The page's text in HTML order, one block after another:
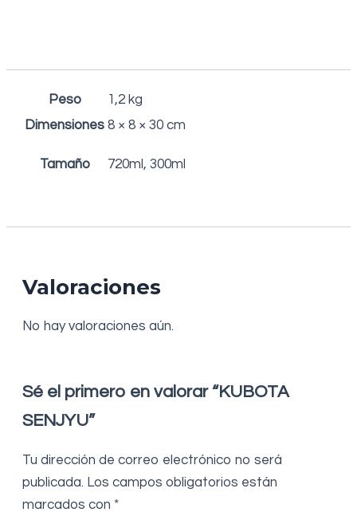
Peso
1,2 kg
Dimensiones 8 × 8 × 30 cm
Tamaño 720ml, 300ml
Valoraciones
No hay valoraciones aún.
Sé el primero en valorar “KUBOTA
SENJYU”
Tu dirección de correo electrónico no será
publicada. Los campos obligatorios están
marcados con *